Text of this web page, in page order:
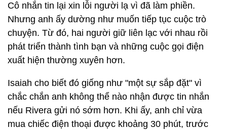
Cô nhắn tin lại xin lỗi người lạ vì đã làm phiền.
Nhưng anh ấy dường như muốn tiếp tục cuộc trò
chuyện. Từ đó, hai người giữ liên lạc với nhau rồi
phát triển thành tình bạn và những cuộc gọi điện
xuất hiện thường xuyên hơn.
Isaiah cho biết đó giống như "một sự sắp đặt" vì
chắc chắn anh không thể nào nhận được tin nhắn
nếu Rivera gửi nó sớm hơn. Khi ấy, anh chỉ vừa
mua chiếc điện thoại được khoảng 30 phút, trước